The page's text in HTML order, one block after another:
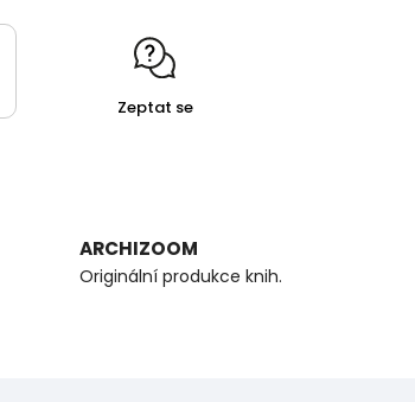
Zeptat se
ARCHIZOOM
Originální produkce knih.